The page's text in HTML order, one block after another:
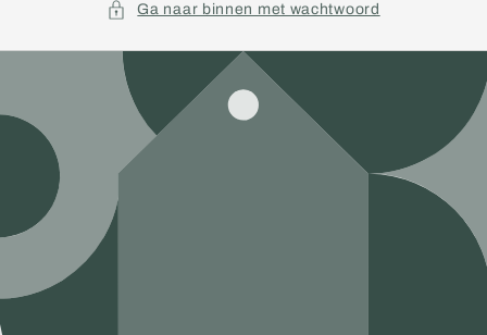
Ga naar binnen met wachtwoord